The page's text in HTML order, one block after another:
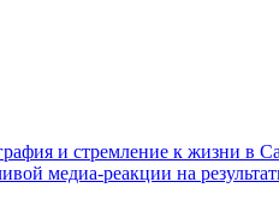
и стремление к жизни в
медиа-реакции на